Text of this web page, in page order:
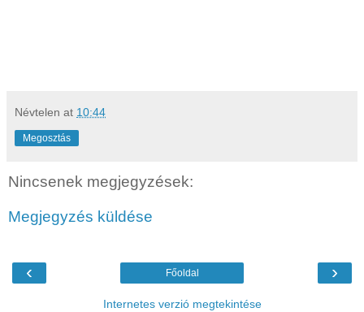
Névtelen at 10:44
Megosztás
Nincsenek megjegyzések:
Megjegyzés küldése
‹ ›
Főoldal
Internetes verzió megtekintése